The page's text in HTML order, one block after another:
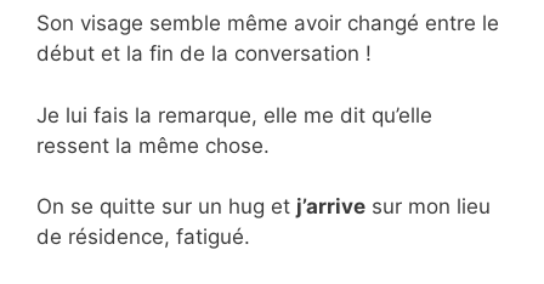
Son visage semble même avoir changé entre le
début et la fin de la conversation !
Je lui fais la remarque, elle me dit qu’elle
ressent la même chose.
On se quitte sur un hug et j’arrive sur mon lieu
de résidence, fatigué.